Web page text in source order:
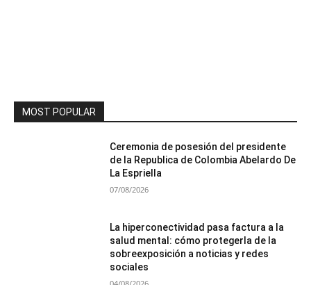
MOST POPULAR
Ceremonia de posesión del presidente
de la Republica de Colombia Abelardo De
La Espriella
07/08/2026
La hiperconectividad pasa factura a la
salud mental: cómo protegerla de la
sobreexposición a noticias y redes
sociales